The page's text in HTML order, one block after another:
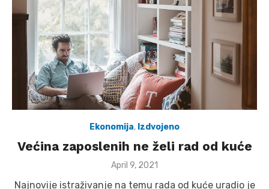
Ekonomija, Izdvojeno
Većina zaposlenih ne želi rad od kuće
Posted
April 9, 2021
Najnovije istraživanje na temu rada od kuće uradio je